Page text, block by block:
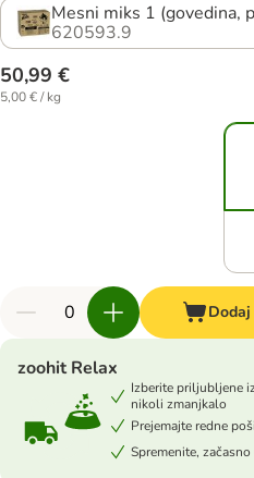
Mesni miks 1 (govedina,
620593.9
50,99 €
5,00 € / kg
zoohit Relax
Izberite priljubljene
nikoli zmanjkalo
Prejemajte redne
Spremenite,